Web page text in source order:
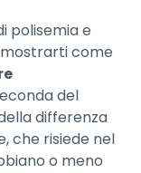
polisemia e
come
del
differenza
che risiede nel
o meno